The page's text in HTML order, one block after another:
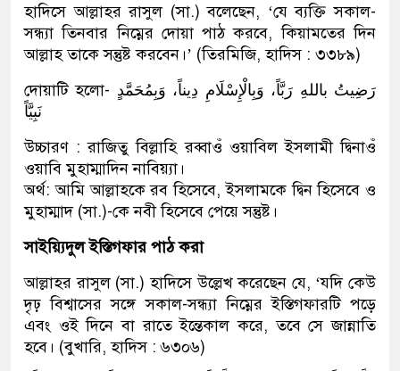
হাদিসে আল্লাহর রাসুল (সা.) বলেছেন, ‘যে ব্যক্তি সকাল-
সন্ধ্যা তিনবার নিম্নের দোয়া পাঠ করবে, কিয়ামতের দিন
আল্লাহ তাকে সন্তুষ্ট করবেন।’ (তিরমিজি, হাদিস : ৩৩৮৯)
দোয়াটি হলো- رَضِيتُ باللهِ رَبَّاً، وَبِالْإِسْلَامِ دِيناً، وَبِمُحَمَّدٍ
نَبِيَّاً
উচ্চারণ : রাজিতু বিল্লাহি রব্বাওঁ ওয়াবিল ইসলামী দ্বিনাওঁ
ওয়াবি মুহাম্মাদিন নাবিয়্যা।
অর্থ: আমি আল্লাহকে রব হিসেবে, ইসলামকে দ্বিন হিসেবে ও
মুহাম্মাদ (সা.)-কে নবী হিসেবে পেয়ে সন্তুষ্ট।
সাইয়্যিদুল ইস্তিগফার পাঠ করা
আল্লাহর রাসুল (সা.) হাদিসে উল্লেখ করেছেন যে, ‘যদি কেউ
দৃঢ় বিশ্বাসের সঙ্গে সকাল-সন্ধ্যা নিম্নের ইস্তিগফারটি পড়ে
এবং ওই দিনে বা রাতে ইন্তেকাল করে, তবে সে জান্নাতি
হবে। (বুখারি, হাদিস : ৬৩০৬)